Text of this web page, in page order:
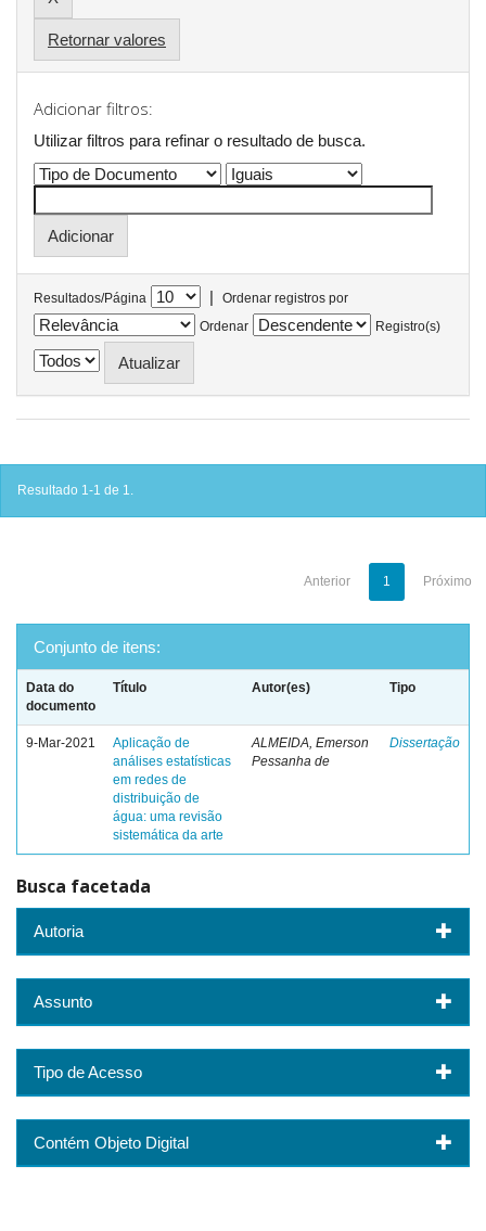
Retornar valores
Adicionar filtros:
Utilizar filtros para refinar o resultado de busca.
Resultados/Página |
Ordenar registros por
Ordenar
Registro(s)
Resultado 1-1 de 1.
Anterior 1 Próximo
Conjunto de itens:
Data do
documento
Título Autor(es) Tipo
9-Mar-2021
Aplicação de
análises estatísticas
em redes de
distribuição de
água: uma revisão
sistemática da arte
ALMEIDA, Emerson
Pessanha de
Dissertação
Busca facetada
Autoria
Assunto
Tipo de Acesso
Contém Objeto Digital